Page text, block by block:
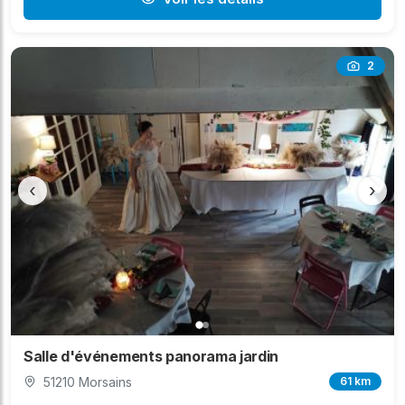
2
‹ ›
Salle d'événements panorama jardin
51210 Morsains 61 km